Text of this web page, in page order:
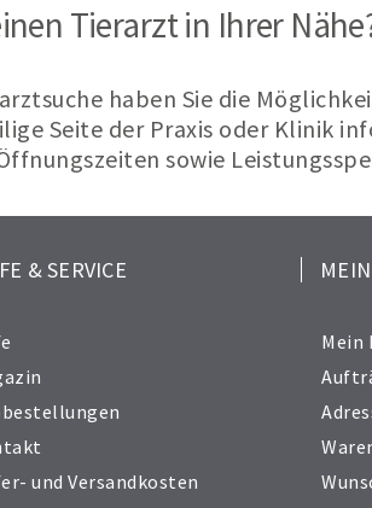
Tierarzt in Ihrer
haben Sie die
Seite der Praxis oder Klinik
sowie
& SERVICE
und Versandkosten
Mein